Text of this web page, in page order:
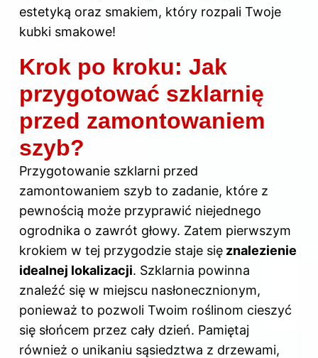
estetyką oraz smakiem, który rozpali Twoje
kubki smakowe!
Krok po kroku: Jak
przygotować szklarnię
przed zamontowaniem
szyb?
Przygotowanie szklarni przed
zamontowaniem szyb to zadanie, które z
pewnością może przyprawić niejednego
ogrodnika o zawrót głowy. Zatem pierwszym
krokiem w tej przygodzie staje się znalezienie
idealnej lokalizacji. Szklarnia powinna
znaleźć się w miejscu nasłonecznionym,
ponieważ to pozwoli Twoim roślinom cieszyć
się słońcem przez cały dzień. Pamiętaj
również o unikaniu sąsiedztwa z drzewami,